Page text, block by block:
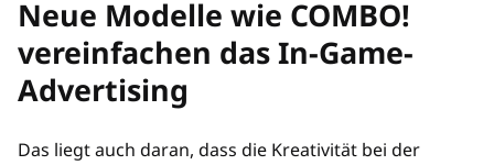
Neue Modelle wie COMBO!
vereinfachen das In-Game-
Advertising
Das liegt auch daran, dass die Kreativität bei der